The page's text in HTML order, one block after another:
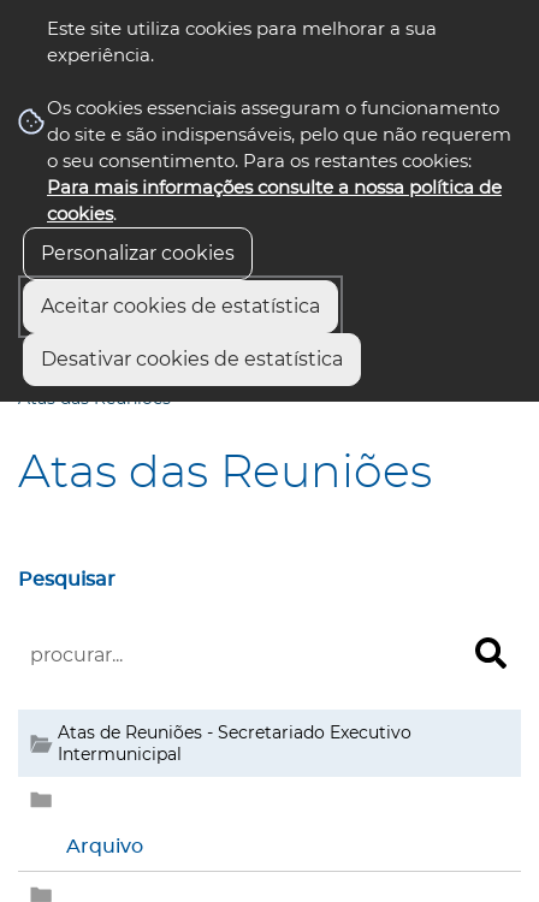
Este site utiliza cookies para melhorar a sua
experiência.
Os cookies essenciais asseguram o funcionamento
do site e são indispensáveis, pelo que não requerem
o seu consentimento. Para os restantes cookies:
Para mais informações consulte a nossa política de
cookies.
Personalizar cookies
Aceitar cookies de estatística
Desativar cookies de estatística
nos select language
Início
Órgãos sociais
Secretariado Executivo Intermunicipal
Atas das Reuniões
Atas das Reuniões
Pesquisar
Atas de Reuniões - Secretariado Executivo
Intermunicipal
Arquivo